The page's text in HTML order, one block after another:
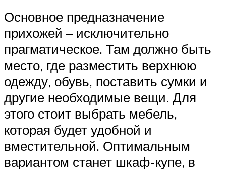
Основное предназначение
прихожей – исключительно
прагматическое. Там должно быть
место, где разместить верхнюю
одежду, обувь, поставить сумки и
другие необходимые вещи. Для
этого стоит выбрать мебель,
которая будет удобной и
вместительной. Оптимальным
вариантом станет шкаф-купе, в